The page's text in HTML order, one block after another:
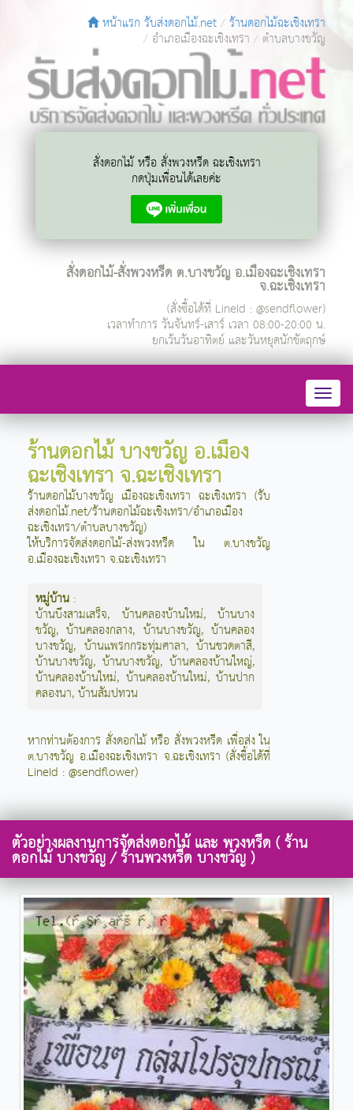
หน้าแรก รับส่งดอกไม้.net ร้านดอกไม้ฉะเชิงเทรา
อำเภอเมืองฉะเชิงเทรา ตำบลบางขวัญ
สั่งดอกไม้ หรือ สั่งพวงหรีด ฉะเชิงเทรา
กดปุ่มเพื่อนได้เลยค่ะ
สั่งดอกไม้-สั่งพวงหรีด ต.บางขวัญ อ.เมืองฉะเชิงเทรา
จ.ฉะเชิงเทรา
(สั่งซื้อได้ที่ LineId : @sendflower)
เวลาทำการ วันจันทร์-เสาร์ เวลา 08:00-20:00 น.
ยกเว้นวันอาทิตย์ และวันหยุดนักขัตฤกษ์
ร้านดอกไม้ บางขวัญ อ.เมือง
ฉะเชิงเทรา จ.ฉะเชิงเทรา
ร้านดอกไม้บางขวัญ เมืองฉะเชิงเทรา ฉะเชิงเทรา (รับ
ส่งดอกไม้.net/ร้านดอกไม้ฉะเชิงเทรา/อำเภอเมือง
ฉะเชิงเทรา/ตำบลบางขวัญ)
ให้บริการจัดส่งดอกไม้-ส่งพวงหรีด ใน ต.บางขวัญ
อ.เมืองฉะเชิงเทรา จ.ฉะเชิงเทรา
หมู่บ้าน :
บ้านบึงสามเสร็จ, บ้านคลองบ้านใหม่,บ้านบาง
ขวัญ,บ้านคลองกลาง, บ้านบางขวัญ,บ้านคลอง
บางขวัญ, บ้านแพรกกระทุ่มศาลา,บ้านชวดตาสี,
บ้านบางขวัญ,บ้านบางขวัญ,บ้านคลองบ้านใหญ่,
บ้านคลองบ้านใหม่, บ้านคลองบ้านใหม่,บ้านปาก
คลองนา,บ้านสัมปทวน
หากท่านต้องการ สั่งดอกไม้ หรือ สั่งพวงหรีด เพื่อส่ง ใน
ต.บางขวัญ อ.เมืองฉะเชิงเทรา จ.ฉะเชิงเทรา (สั่งซื้อได้ที่
LineId : @sendflower)
ตัวอย่างผลงานการจัดส่งดอกไม้ และ พวงหรีด ( ร้าน
ดอกไม้ บางขวัญ / ร้านพวงหรีด บางขวัญ )